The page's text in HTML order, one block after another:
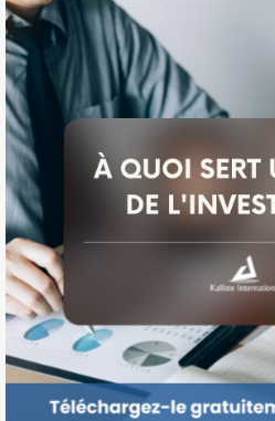
Maison à Detroit,
Chambres
3
Salles de bain
1
Disponible
$93,500